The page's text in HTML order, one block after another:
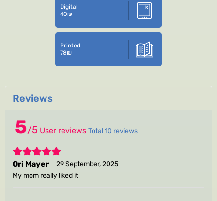
Digital
40₪
Printed
78₪
Reviews
5/5 User reviews Total 10 reviews
5
Ori Mayer
29 September, 2025
My mom really liked it